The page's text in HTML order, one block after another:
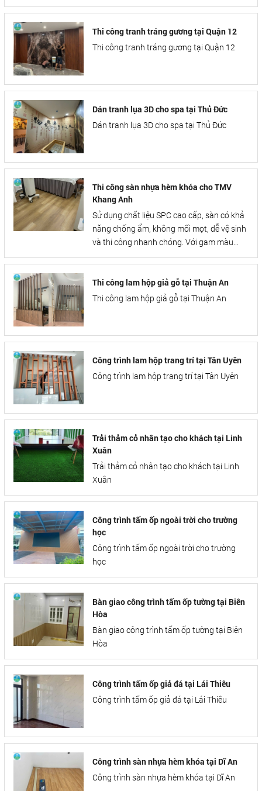
Thi công tranh tráng gương tại Quận 12
Thi công tranh tráng gương tại Quận 12
Dán tranh lụa 3D cho spa tại Thủ Đức
Dán tranh lụa 3D cho spa tại Thủ Đức
Thi công sàn nhựa hèm khóa cho TMV
Khang Anh
Sử dụng chất liệu SPC cao cấp, sàn có khả
năng chống ẩm, không mối mọt, dễ vệ sinh
và thi công nhanh chóng. Với gam màu
sang trọng cùng bề mặt vân gỗ tự nhiên,
mỹ, bền đẹp và tiện nghi.
Thi công lam hộp giả gỗ tại Thuận An
Thi công lam hộp giả gỗ tại Thuận An
Công trình lam hộp trang trí tại Tân Uyên
Công trình lam hộp trang trí tại Tân Uyên
Trải thảm cỏ nhân tạo cho khách tại Linh
Xuân
Trải thảm cỏ nhân tạo cho khách tại Linh
Xuân
Công trình tấm ốp ngoài trời cho trường
học
Công trình tấm ốp ngoài trời cho trường
học
Bàn giao công trình tấm ốp tường tại Biên
Hòa
Bàn giao công trình tấm ốp tường tại Biên
Hòa
Công trình tấm ốp giả đá tại Lái Thiêu
Công trình tấm ốp giả đá tại Lái Thiêu
Công trình sàn nhựa hèm khóa tại Dĩ An
Công trình sàn nhựa hèm khóa tại Dĩ An